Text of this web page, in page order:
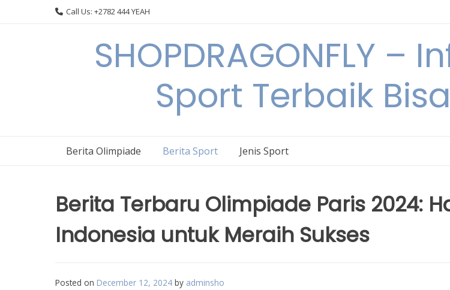
Call Us: +2782 444 YEAH
SHOPDRAGONFLY –
Sport Terbaik
Berita Olimpiade Berita Sport Jenis Sport
Berita Terbaru Olimpiade Paris 2024:
Indonesia untuk Meraih Sukses
Posted on December 12, 2024 by adminsho